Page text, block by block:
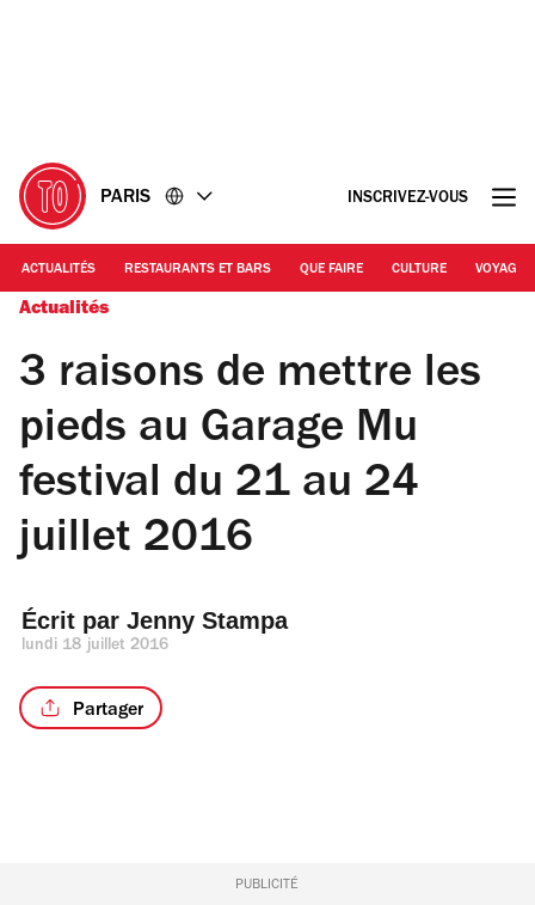
PARIS INSCRIVEZ-VOUS
ACTUALITÉS RESTAURANTS ET BARS QUE FAIRE CULTURE VOYAGE
Actualités
3 raisons de mettre les
pieds au Garage Mu
festival du 21 au 24
juillet 2016
Écrit par Jenny Stampa
lundi 18 juillet 2016
Partager
PUBLICITÉ